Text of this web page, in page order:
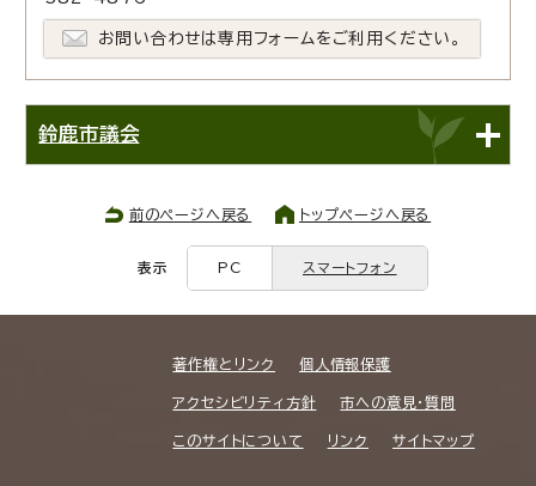
お問い合わせは専用フォームをご利用ください。
鈴鹿市議会
前のページへ戻る トップページへ戻る
表示 PC スマートフォン
著作権とリンク 個人情報保護
アクセシビリティ方針 市への意見・質問
このサイトについて リンク サイトマップ